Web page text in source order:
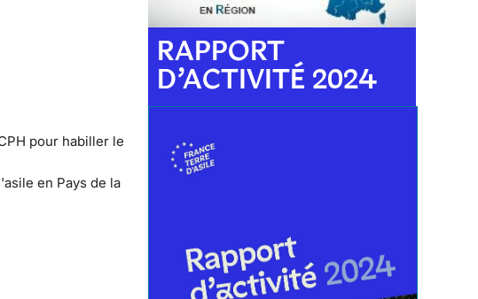
pour habiller le
en Pays de la
RAPPORT
D’ACTIVITÉ 2024